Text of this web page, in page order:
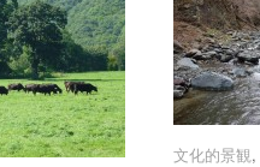
文化的景観,
文化的景観